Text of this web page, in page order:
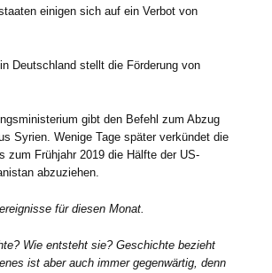
einigen sich auf ein Verbot von
Deutschland stellt die Förderung von
gibt den Befehl zum Abzug
Syrien. Wenige Tage später verkündet die
zum Frühjahr 2019 die Hälfte der US-
abzuziehen.
für diesen Monat.
Wie entsteht sie? Geschichte bezieht
ist aber auch immer gegenwärtig, denn